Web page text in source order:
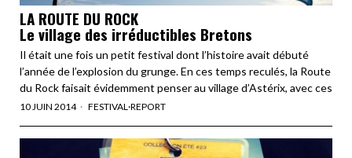
LA ROUTE DU ROCK
Le village des irréductibles Bretons
Il était une fois un petit festival dont l’histoire avait débuté
l’année de l’explosion du grunge. En ces temps reculés, la Route
du Rock faisait évidemment penser au village d’Astérix, avec ces
10 JUIN 2014 FESTIVAL·REPORT